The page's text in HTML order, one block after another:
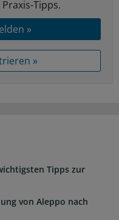
Tipps.
»
»
Tipps zur
von Aleppo nach